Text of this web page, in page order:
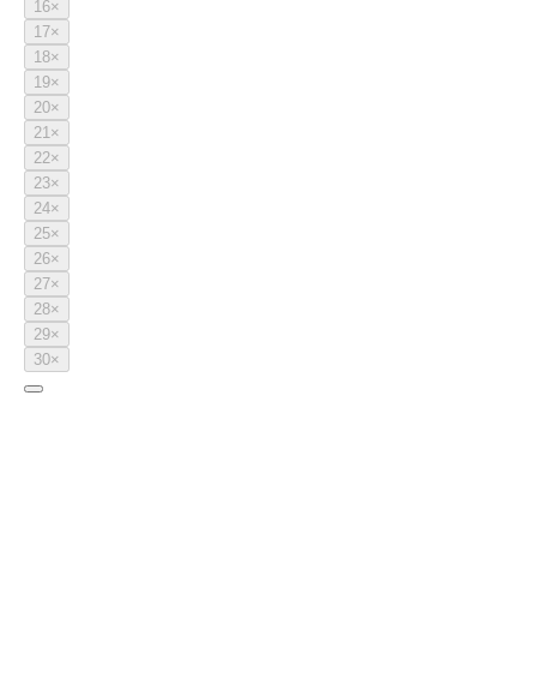
16×
17×
18×
19×
20×
21×
22×
23×
24×
25×
26×
27×
28×
29×
30×